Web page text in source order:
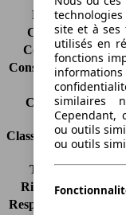
Émissions de
Consommation
Consommation
Consommation
Classe
Capacité du
Classes d'assurance
Tous risques
-
Risques partiels
-
Responsabilité civile
site et à ses
utilisés en
fonctions
similaires
Cependant,
ou outils
ou outils